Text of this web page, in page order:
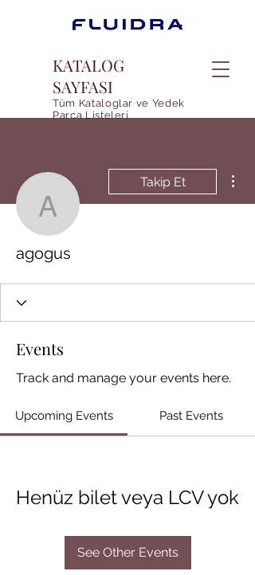
KATALOG
SAYFASI
Tüm Kataloglar ve Yedek
Parca Listeleri
agogus
Takip Et
agogus
Events
Track and manage your events here.
Upcoming Events Past Events
Henüz bilet veya LCV yok
See Other Events